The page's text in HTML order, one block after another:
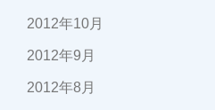
2012年10月
2012年9月
2012年8月